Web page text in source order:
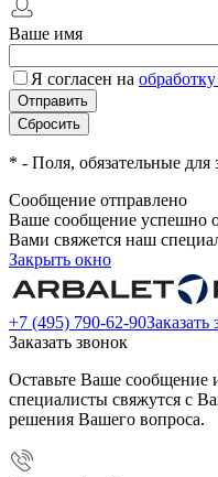
Ваше имя
Я согласен на
* - Поля, обязательные для
Сообщение отправлено
Ваше сообщение успешно
Вами свяжется наш
Закрыть окно
+7 (495) 790-62-90Заказать
Заказать звонок
Оставьте Ваше сообщение
специалисты свяжутся с
решения Вашего вопроса.